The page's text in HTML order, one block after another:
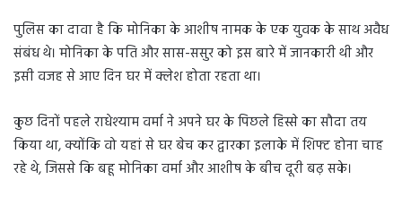
पुलिस का दावा है कि मोनिका के आशीष नामक के एक युवक के साथ अवैध
संबंध थे। मोनिका के पति और सास-ससुर को इस बारे में जानकारी थी और
इसी वजह से आए दिन घर में क्लेश होता रहता था।
कुछ दिनों पहले राधेश्याम वर्मा ने अपने घर के पिछले हिस्से का सौदा तय
किया था, क्योंकि वो यहां से घर बेच कर द्वारका इलाके में शिफ्ट होना चाह
रहे थे, जिससे कि बहू मोनिका वर्मा और आशीष के बीच दूरी बढ़ सके।